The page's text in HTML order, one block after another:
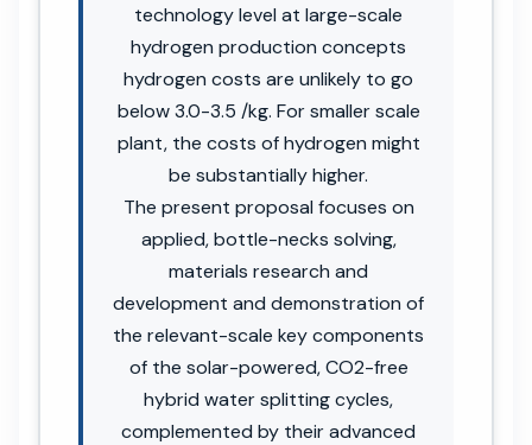
technology level at large-scale
hydrogen production concepts
hydrogen costs are unlikely to go
below 3.0-3.5 /kg. For smaller scale
plant, the costs of hydrogen might
be substantially higher.
The present proposal focuses on
applied, bottle-necks solving,
materials research and
development and demonstration of
the relevant-scale key components
of the solar-powered, CO2-free
hybrid water splitting cycles,
complemented by their advanced